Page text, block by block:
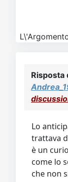
Risposta
Lo
trattava
è un
come lo
che non